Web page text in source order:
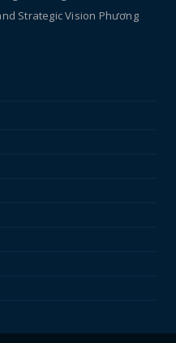
Strategic Vision Phương